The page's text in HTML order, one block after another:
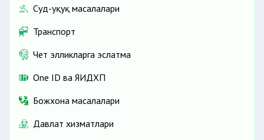
Суд-ҳуқуқ масалалари
Транспорт
Чет элликларга эслатма
One ID ва ЯИДХП
Божхона масалалари
Давлат хизматлари